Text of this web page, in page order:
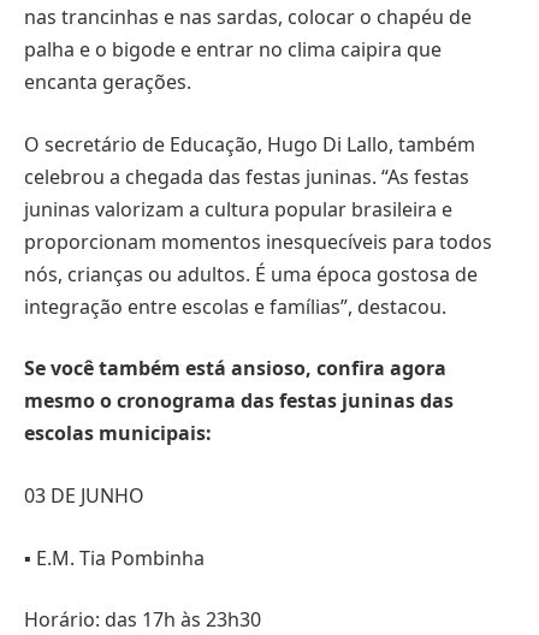
nas trancinhas e nas sardas, colocar o chapéu de
palha e o bigode e entrar no clima caipira que
encanta gerações.
O secretário de Educação, Hugo Di Lallo, também
celebrou a chegada das festas juninas. “As festas
juninas valorizam a cultura popular brasileira e
proporcionam momentos inesquecíveis para todos
nós, crianças ou adultos. É uma época gostosa de
integração entre escolas e famílias”, destacou.
Se você também está ansioso, confira agora
mesmo o cronograma das festas juninas das
escolas municipais:
03 DE JUNHO
▪️ E.M. Tia Pombinha
Horário: das 17h às 23h30